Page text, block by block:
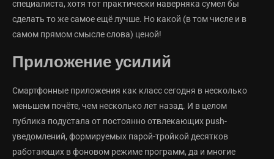
специалиста, хотя тот практически наверняка сумел бы
сделать то же самое ещё лучше. Но какой (в том числе и в
самом прямом смысле слова) ценой!
Приложение усилий
Смартфонные приложения как класс сегодня в несколько
меньшем почёте, чем несколько лет назад. И в целом
публика подустала от постоянно отвлекающих push-
уведомлений, формируемых парой-тройкой десятков
работающих в фоновом режиме программ, да и многие